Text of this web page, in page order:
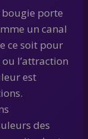
bougie porte
un canal
ce soit pour
l’attraction
est
des